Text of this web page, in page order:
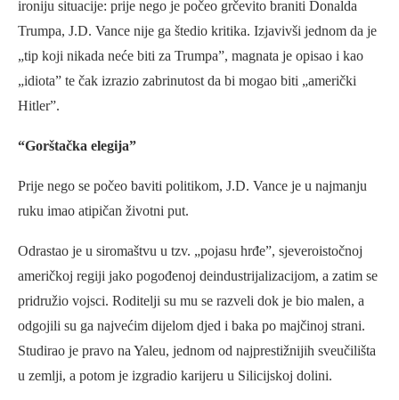
ironiju situacije: prije nego je počeo grčevito braniti Donalda
Trumpa, J.D. Vance nije ga štedio kritika. Izjavivši jednom da je
„tip koji nikada neće biti za Trumpa”, magnata je opisao i kao
„idiota” te čak izrazio zabrinutost da bi mogao biti „američki
Hitler”.
“Gorštačka elegija”
Prije nego se počeo baviti politikom, J.D. Vance je u najmanju
ruku imao atipičan životni put.
Odrastao je u siromaštvu u tzv. „pojasu hrđe”, sjeveroistočnoj
američkoj regiji jako pogođenoj deindustrijalizacijom, a zatim se
pridružio vojsci. Roditelji su mu se razveli dok je bio malen, a
odgojili su ga najvećim dijelom djed i baka po majčinoj strani.
Studirao je pravo na Yaleu, jednom od najprestižnijih sveučilišta
u zemlji, a potom je izgradio karijeru u Silicijskoj dolini.